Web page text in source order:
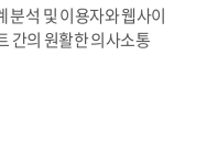
분석 및 이용자와 웹사이
간의 원활한 의사소통